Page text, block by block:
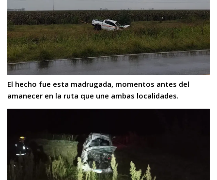
El hecho fue esta madrugada, momentos antes del
amanecer en la ruta que une ambas localidades.